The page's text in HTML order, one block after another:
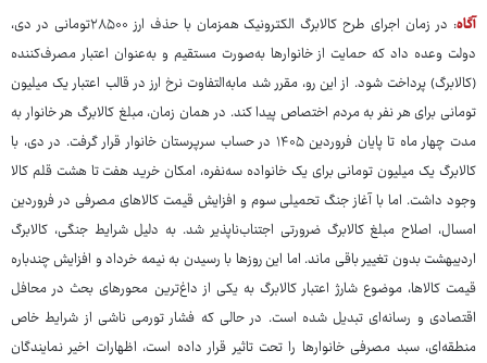
آگاه
: در زمان اجرای طرح کالابرگ الکترونیک همزمان با حذف ارز ۲۸۵۰۰تومانی در دی،
دولت وعده داد که حمایت از خانوارها به‌صورت مستقیم و به‌عنوان اعتبار مصرف‌کننده
(کالابرگ) پرداخت شود. از این رو، مقرر شد مابه‌التفاوت نرخ ارز در قالب اعتبار یک میلیون
تومانی برای هر نفر به مردم اختصاص پیدا کند. در همان زمان، مبلغ کالابرگ هر خانوار به
مدت چهار ماه تا پایان فروردین ۱۴۰۵ در حساب سرپرستان خانوار قرار گرفت. در دی، با
کالابرگ یک میلیون تومانی برای یک خانواده سه‌نفره، امکان خرید هفت تا هشت قلم کالا
وجود داشت. اما با آغاز جنگ تحمیلی سوم و افزایش قیمت کالاهای مصرفی در فروردین
امسال، اصلاح مبلغ کالابرگ ضرورتی اجتناب‌ناپذیر شد. به دلیل شرایط جنگی، کالابرگ
اردیبهشت بدون تغییر باقی ماند. اما این روزها با رسیدن به نیمه خرداد و افزایش چندباره
قیمت کالاها، موضوع شارژ اعتبار کالابرگ به یکی از داغ‌ترین محورهای بحث در محافل
اقتصادی و رسانه‌ای تبدیل شده است. در حالی که فشار تورمی ناشی از شرایط خاص
منطقه‌ای، سبد مصرفی خانوارها را تحت تاثیر قرار داده است، اظهارات اخیر نمایندگان